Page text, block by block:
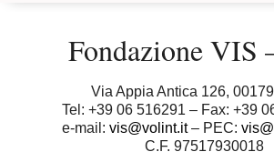
Fondazione VIS
Via Appia Antica 126,
Tel: +39 06 516291 – Fax: +39
e-mail: vis@volint.it– PEC:
C.F. 97517930018